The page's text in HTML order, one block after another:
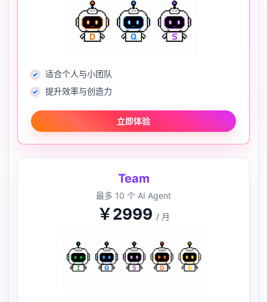
适合个人与小团队
提升效率与创造力
立即体验
Team
最多 10 个 AI Agent
￥2999 / 月